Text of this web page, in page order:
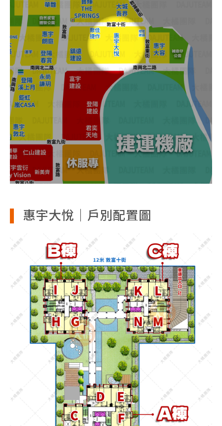
惠宇大悅｜戶別配置圖